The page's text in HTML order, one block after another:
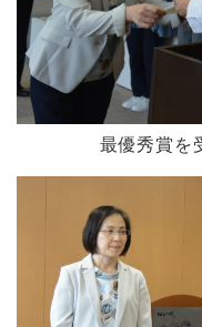
最優秀賞を